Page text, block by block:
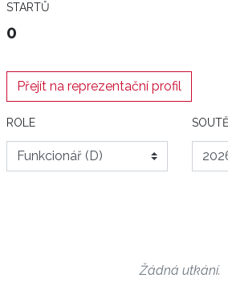
STARTŮ
0
Přejít na reprezentační profil
ROLE
Žádná utkání.